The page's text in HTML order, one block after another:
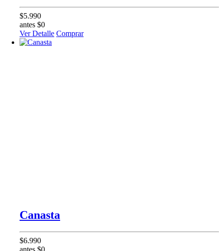
$5.990
antes $0
Ver Detalle Comprar
Canasta
$6.990
antes $0